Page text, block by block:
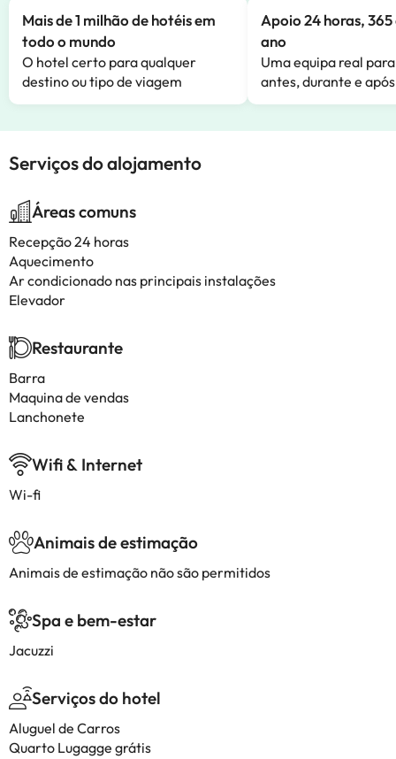
Mais de 1 milhão de hotéis em
todo o mundo
O hotel certo para qualquer
destino ou tipo de viagem
Apoio 24 horas,
ano
Uma equipa real
antes, durante e
Serviços do alojamento
Áreas comuns
Recepção 24 horas
Aquecimento
Ar condicionado nas principais instalações
Elevador
Restaurante
Barra
Maquina de vendas
Lanchonete
Wifi & Internet
Wi-fi
Animais de estimação
Animais de estimação não são permitidos
Spa e bem-estar
Jacuzzi
Serviços do hotel
Aluguel de Carros
Quarto Lugagge grátis